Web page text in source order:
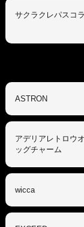
サクラクレパスコ
ASTRON
アデリアレトロウ
ッグチャーム
wicca